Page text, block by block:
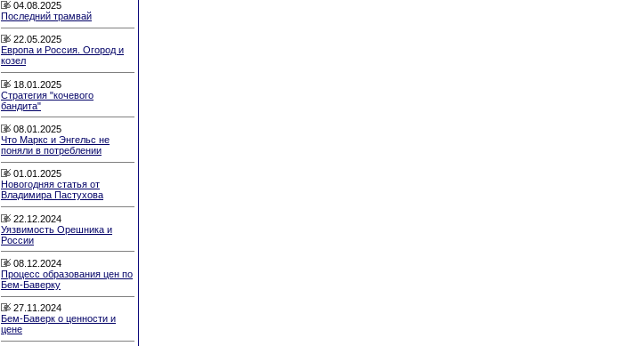
04.08.2025
Последний трамвай
22.05.2025
Европа и Россия. Огород и
козел
18.01.2025
Стратегия "кочевого
бандита"
08.01.2025
Что Маркс и Энгельс не
поняли в потреблении
01.01.2025
Новогодняя статья от
Владимира Пастухова
22.12.2024
Уязвимость Орешника и
России
08.12.2024
Процесс образования цен по
Бем-Баверку
27.11.2024
Бем-Баверк о ценности и
цене